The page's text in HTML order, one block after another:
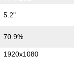
5.2"
70.9%
1920x1080